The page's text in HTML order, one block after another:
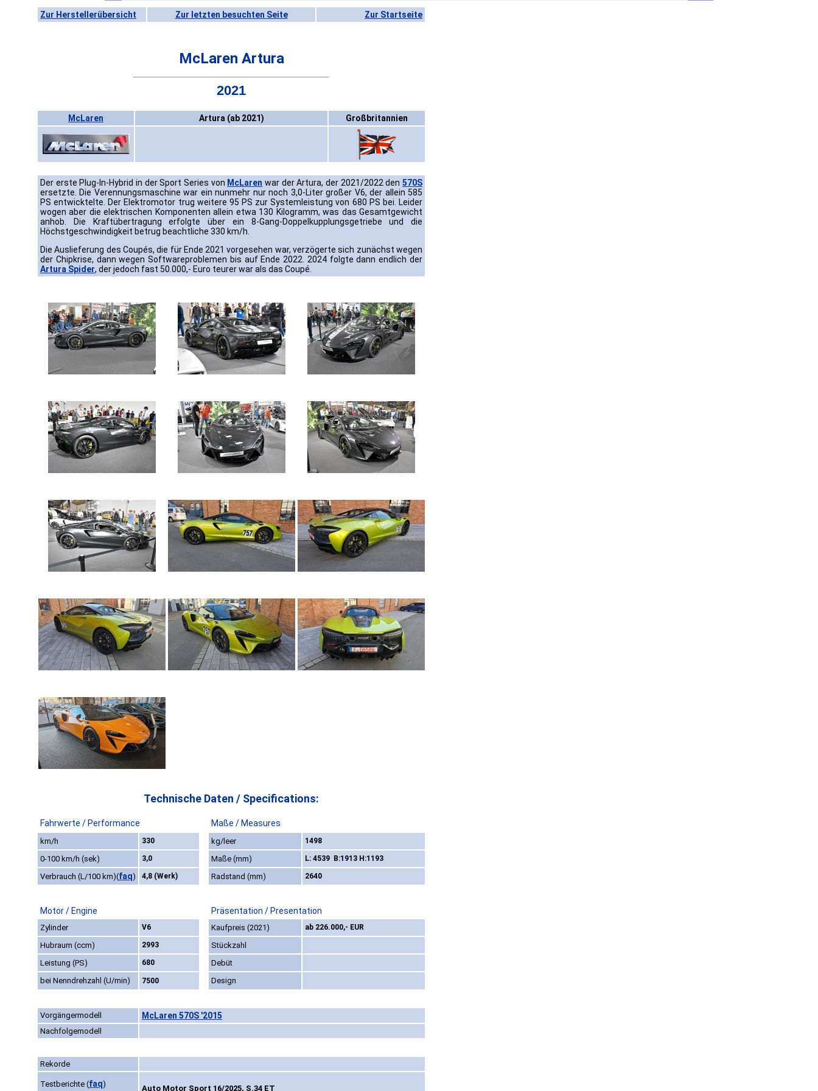
Zur Herstellerübersicht Zur letzten besuchten Seite Zur Startseite
McLaren Artura
2021
McLaren Artura (ab 2021) Großbritannien
Der erste Plug-In-Hybrid in der Sport Series von McLaren war der Artura, der 2021/2022 den570S
ersetzte. Die Verennungsmaschine war ein nunmehr nur noch 3,0-Liter großer V6, der allein 585
PS entwicktelte. Der Elektromotor trug weitere 95 PS zur Systemleistung von 680 PS bei. Leider
wogen aber die elektrischen Komponenten allein etwa 130 Kilogramm, was das Gesamtgewicht
anhob. Die Kraftübertragung erfolgte über ein 8-Gang-Doppelkupplungsgetriebe und die
Höchstgeschwindigkeit betrug beachtliche 330 km/h.
Die Auslieferung des Coupés, die für Ende 2021 vorgesehen war, verzögerte sich zunächst wegen
der Chipkrise, dann wegen Softwareproblemen bis auf Ende 2022. 2024 folgte dann endlich der
Artura Spider, der jedoch fast 50.000,- Euro teurer war als das Coupé.
Technische Daten / Specifications:
Fahrwerte / Performance Maße / Measures
km/h 330 kg/leer 1498
0-100 km/h (sek) 3,0 Maße (mm) L: 4539 B:1913 H:1193
Verbrauch (L/100 km)(faq) 4,8 (Werk) Radstand (mm) 2640
Motor / Engine Präsentation / Presentation
Zylinder V6 Kaufpreis (2021) ab 226.000,- EUR
Hubraum (ccm) 2993
Stückzahl
Leistung (PS)
680
Debüt
bei Nenndrehzahl (U/min)
7500 Design
Vorgängermodell McLaren 570S '2015
Nachfolgemodell
Rekorde
Testberichte (faq) Auto Motor Sport 16/2025, S.34 ET